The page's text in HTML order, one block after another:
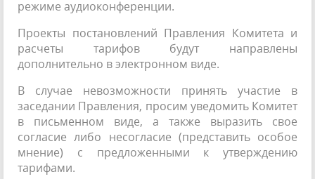
режиме аудиоконференции.
Проекты постановлений Правления Комитета и
расчеты тарифов будут направлены
дополнительно в электронном виде.
В случае невозможности принять участие в
заседании Правления, просим уведомить Комитет
в письменном виде, а также выразить свое
согласие либо несогласие (представить особое
мнение) с предложенными к утверждению
тарифами.